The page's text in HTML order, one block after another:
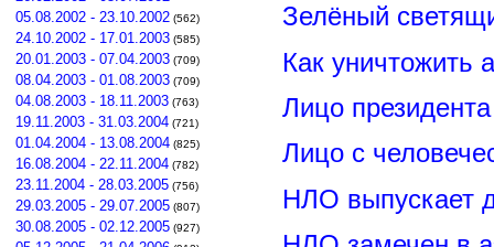
05.08.2002 - 23.10.2002 (562)
24.10.2002 - 17.01.2003 (585)
20.01.2003 - 07.04.2003 (709)
08.04.2003 - 01.08.2003 (709)
04.08.2003 - 18.11.2003 (763)
19.11.2003 - 31.03.2004 (721)
01.04.2004 - 13.08.2004 (825)
16.08.2004 - 22.11.2004 (782)
23.11.2004 - 28.03.2005 (756)
29.03.2005 - 29.07.2005 (807)
30.08.2005 - 02.12.2005 (927)
Зелёный
Как уничтожить
Лицо
Лицо с
НЛО выпускает